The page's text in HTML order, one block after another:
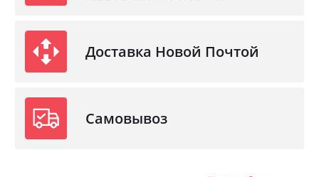
Доставка Новой Почтой
Самовывоз